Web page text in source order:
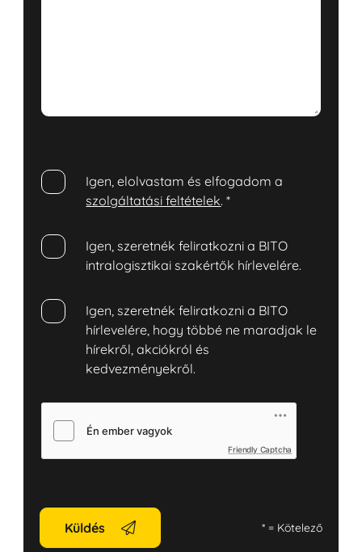
Igen, elolvastam és elfogadom a
szolgáltatási feltételek.*
Igen, szeretnék feliratkozni a BITO
intralogisztikai szakértők hírlevelére.
Igen, szeretnék feliratkozni a BITO
hírlevelére, hogy többé ne maradjak le
hírekről, akciókról és
kedvezményekről.
Friendly Captcha
Küldés *= Kötelező